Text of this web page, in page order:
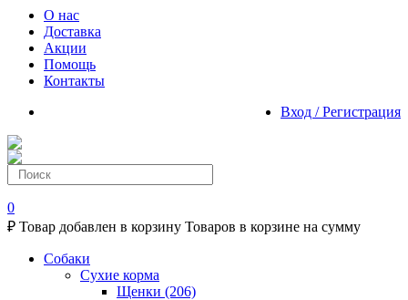
О нас
Доставка
Акции
Помощь
Контакты
Вход / Регистрация
0
₽ Товар добавлен в корзину Товаров в корзине на сумму
Собаки
Сухие корма
Щенки (206)